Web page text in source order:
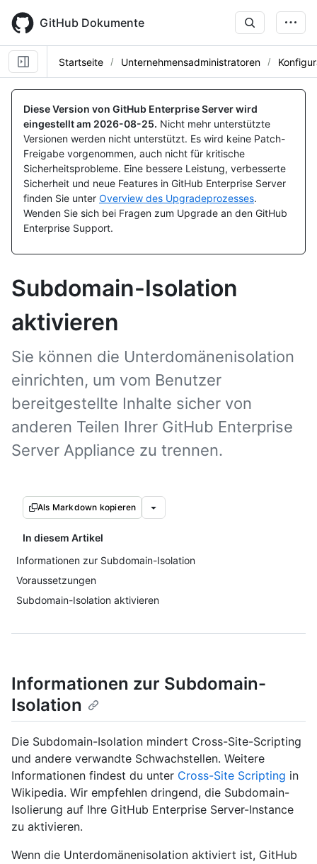
main
content
GitHub Dokumente
Startseite Unternehmensadministratoren
Diese Version von GitHub Enterprise Server wird
eingestellt am 2026-08-25. Nicht mehr unterstützte
Versionen werden nicht unterstützt. Es wird keine Patch-
Freigabe vorgenommen, auch nicht für kritische
Sicherheitsprobleme. Eine bessere Leistung, verbesserte
Sicherheit und neue Features in GitHub Enterprise Server
finden Sie unter Overview des Upgradeprozesses.
Wenden Sie sich bei Fragen zum Upgrade an den GitHub
Enterprise Support.
Subdomain-Isolation
aktivieren
Sie können die Unterdomänenisolation
einrichten, um vom Benutzer
bereitgestellte Inhalte sicher von
anderen Teilen Ihrer GitHub Enterprise
Server Appliance zu trennen.
Als Markdown kopieren
In diesem Artikel
Informationen zur Subdomain-Isolation
Voraussetzungen
Subdomain-Isolation aktivieren
Informationen zur Subdomain-
Isolation
Die Subdomain-Isolation mindert Cross-Site-Scripting
und andere verwandte Schwachstellen. Weitere
Informationen findest du unter Cross-Site Scripting in
Wikipedia. Wir empfehlen dringend, die Subdomain-
Isolierung auf Ihre GitHub Enterprise Server-Instance
zu aktivieren.
Wenn die Unterdomänenisolation aktiviert ist, GitHub